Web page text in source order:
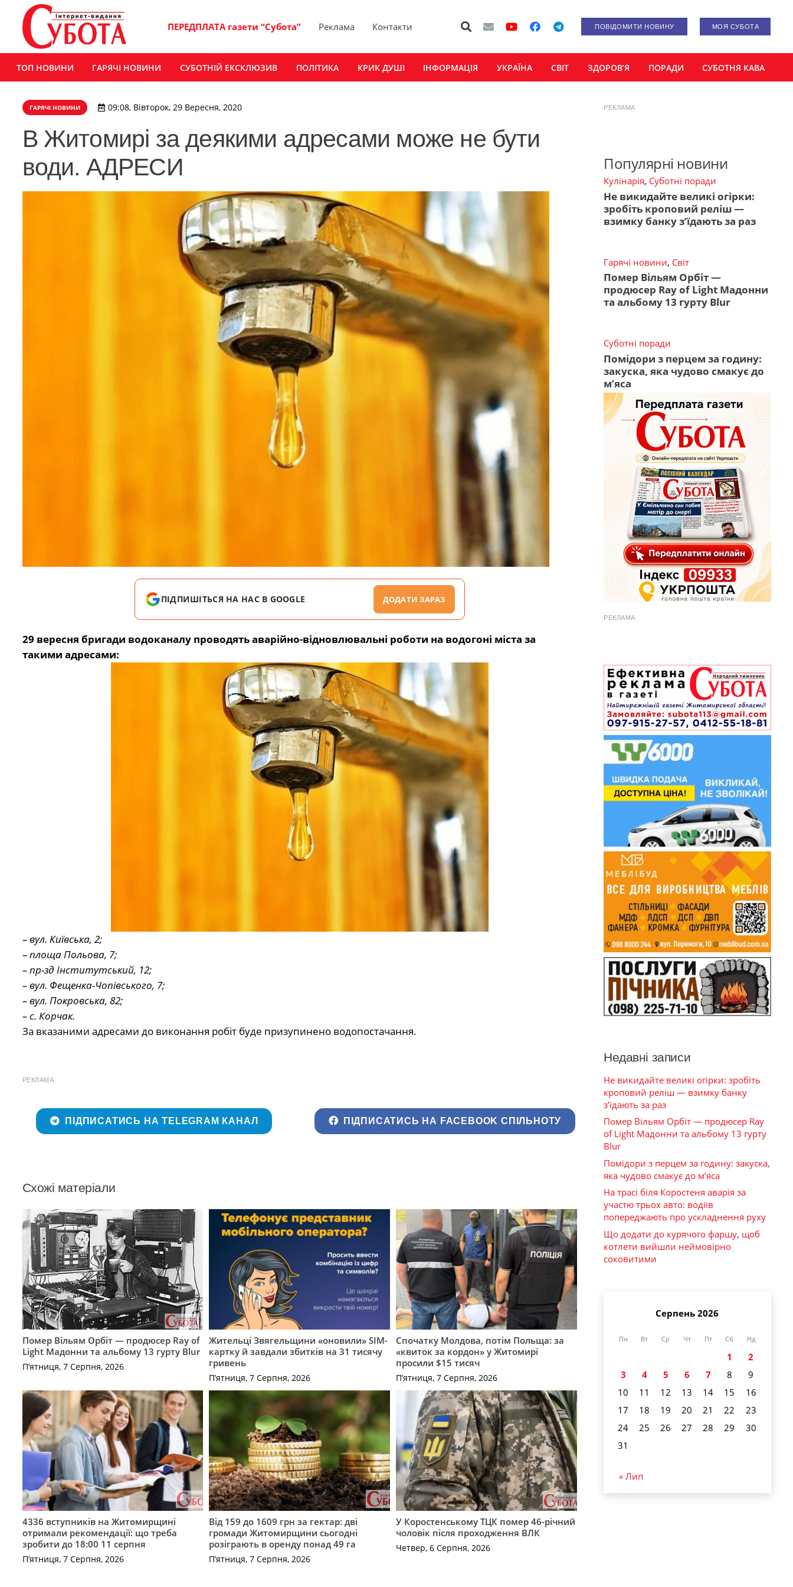
ПЕРЕДПЛАТА газети “Субота” Реклама Контакти ПОВІДОМИТИ НОВИНУ МОЯ СУБОТА
ТОП НОВИНИ ГАРЯЧІ НОВИНИ СУБОТНІЙ ЕКСКЛЮЗИВ ПОЛІТИКА КРИК ДУШІ ІНФОРМАЦІЯ УКРАЇНА СВІТ ЗДОРОВ’Я ПОРАДИ СУБОТНЯ КАВА
ГАРЯЧІ НОВИНИ 09:08, Вівторок, 29 Вересня, 2020
В Житомирі за деякими адресами може не бути
води. АДРЕСИ
ПІДПИШІТЬСЯ НА НАС В GOOGLE ДОДАТИ ЗАРАЗ
29 вересня бригади водоканалу проводять аварійно-відновлювальні роботи на водогоні міста за
такими адресами:
– вул. Київська, 2;
– площа Польова, 7;
– пр-зд Інститутський, 12;
– вул. Фещенка-Чопівського, 7;
– вул. Покровська, 82;
– с. Корчак.
За вказаними адресами до виконання робіт буде призупинено водопостачання.
РЕКЛАМА
ПІДПИСАТИСЬ НА TELEGRAM КАНАЛ ПІДПИСАТИСЬ НА FACEBOOK СПІЛЬНОТУ
Схожі матеріали
Помер Вільям Орбіт — продюсер Ray of
Light Мадонни та альбому 13 гурту Blur
П’ятниця, 7 Серпня, 2026
Жительці Звягельщини «оновили» SIM-
картку й завдали збитків на 31 тисячу
гривень
П’ятниця, 7 Серпня, 2026
Спочатку Молдова, потім Польща: за
«квиток за кордон» у Житомирі
просили $15 тисяч
П’ятниця, 7 Серпня, 2026
4336 вступників на Житомирщині
отримали рекомендації: що треба
зробити до 18:00 11 серпня
П’ятниця, 7 Серпня, 2026
Від 159 до 1609 грн за гектар: дві
громади Житомирщини сьогодні
розіграють в оренду понад 49 га
П’ятниця, 7 Серпня, 2026
У Коростенському ТЦК помер 46-річний
чоловік після проходження ВЛК
Четвер, 6 Серпня, 2026
РЕКЛАМА
Популярні новини
Кулінарія, Суботні поради
Не викидайте великі огірки:
зробіть кроповий реліш —
взимку банку з’їдають за раз
Гарячі новини, Світ
Помер Вільям Орбіт —
продюсер Ray of Light Мадонни
та альбому 13 гурту Blur
Суботні поради
Помідори з перцем за годину:
закуска, яка чудово смакує до
м’яса
РЕКЛАМА
Недавні записи
Не викидайте великі огірки: зробіть
кроповий реліш — взимку банку
з’їдають за раз
Помер Вільям Орбіт — продюсер Ray
of Light Мадонни та альбому 13 гурту
Blur
Помідори з перцем за годину: закуска,
яка чудово смакує до м’яса
На трасі біля Коростеня аварія за
участю трьох авто: водіїв
попереджають про ускладнення руху
Що додати до курячого фаршу, щоб
котлети вийшли неймовірно
соковитими
Серпень 2026
Пн Вт Ср Чт Пт Сб Нд
1
2
3
4 5 6 7 8
9
10
11 12 13 14 15
16
17
18 19 20 21 22
23
24
25 26 27 28 29
30
31
« Лип